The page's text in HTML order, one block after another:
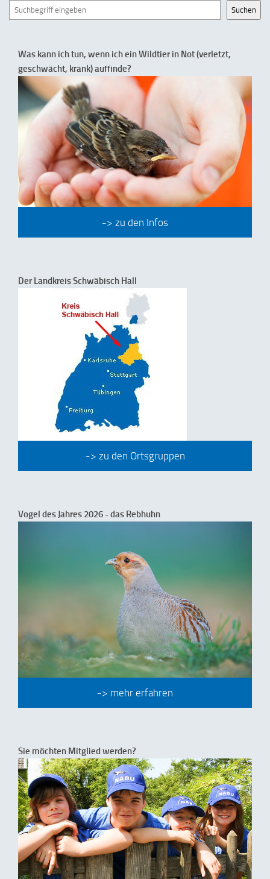
Suchen Suchen
Was kann ich tun, wenn ich ein Wildtier in Not (verletzt,
geschwächt, krank) auffinde?
-> zu den Infos
Der Landkreis Schwäbisch Hall
-> zu den Ortsgruppen
Vogel des Jahres 2026 - das Rebhuhn
-> mehr erfahren
Sie möchten Mitglied werden?